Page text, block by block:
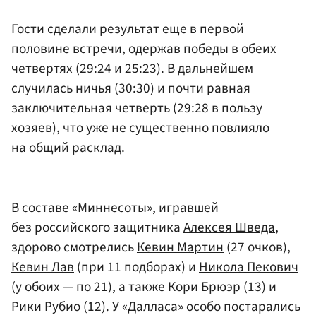
Гости сделали результат еще в первой
половине встречи, одержав победы в обеих
четвертях (29:24 и 25:23). В дальнейшем
случилась ничья (30:30) и почти равная
заключительная четверть (29:28 в пользу
хозяев), что уже не существенно повлияло
на общий расклад.
В составе «Миннесоты», игравшей
без российского защитникаАлексея Шведа,
здорово смотрелисьКевин Мартин(27 очков),
Кевин Лав(при 11 подборах) иНикола Пекович
(у обоих — по 21), а также Кори Брюэр (13) и
Рики Рубио(12). У «Далласа» особо постарались